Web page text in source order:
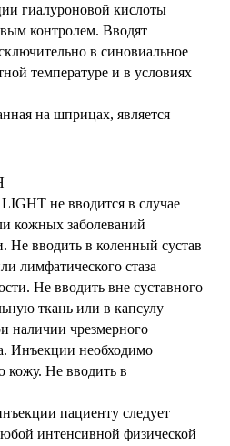
гиалуроновой кислоты
контролем. Вводят
в синовиальное
температуре и в условиях
на шприцах, является
не вводится в случае
кожных заболеваний
Не вводить в коленный сустав
лимфатического стаза
Не вводить вне суставного
ткань или в капсулу
наличии чрезмерного
Инъекции необходимо
кожу. Не вводить в
пациенту следует
интенсивной физической